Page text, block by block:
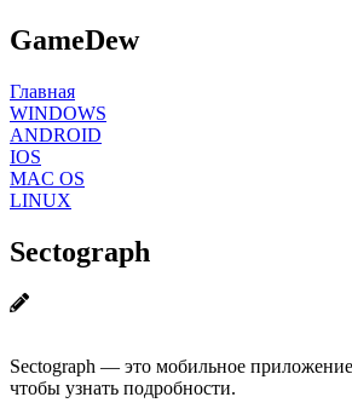
GameDew
Главная
WINDOWS
ANDROID
IOS
MAC OS
LINUX
Sectograph
Sectograph — это мобильное
чтобы узнать подробности.